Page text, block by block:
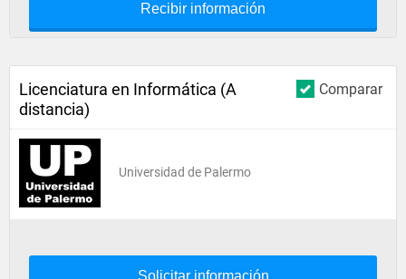
Recibir información
Comparar
Licenciatura en Informática (A
distancia)
Universidad de Palermo
Solicitar información